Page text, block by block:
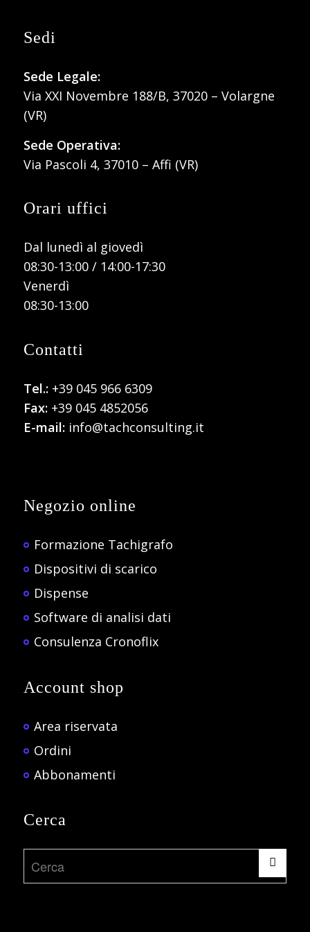
Sedi
Sede Legale:
Via XXI Novembre 188/B, 37020 – Volargne
(VR)
Sede Operativa:
Via Pascoli 4, 37010 – Affi (VR)
Orari uffici
Dal lunedì al giovedì
08:30-13:00 / 14:00-17:30
Venerdì
08:30-13:00
Contatti
Tel.: +39 045 966 6309
Fax:+39 045 4852056
E-mail:info@tachconsulting.it
Negozio online
Formazione Tachigrafo
Dispositivi di scarico
Dispense
Software di analisi dati
Consulenza Cronoflix
Account shop
Area riservata
Ordini
Abbonamenti
Cerca